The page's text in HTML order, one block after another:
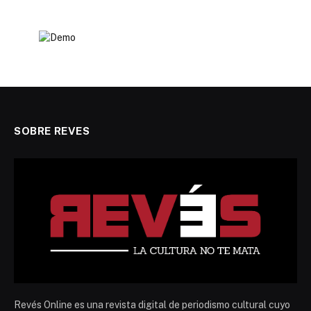
SOBRE REVES
Revés Online es una revista digital de periodismo cultural cuyo